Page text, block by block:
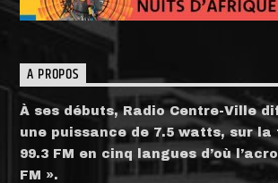
A PROPOS
À ses débuts, Radio Centre-Ville
une puissance de 7.5 watts, sur la
99.3 FM en cinq langues d’où
FM ».